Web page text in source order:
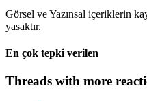
Görsel ve Yazınsal içeriklerin
yasaktır.
En çok tepki verilen
Threads with more